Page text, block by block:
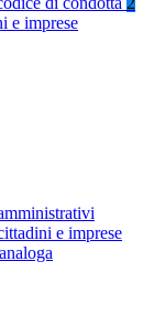
e imprese
e imprese